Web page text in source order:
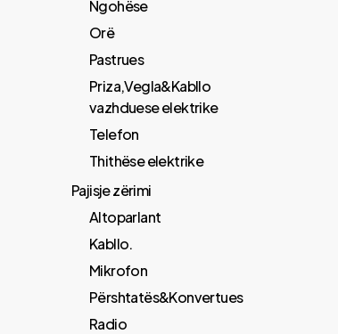
Ngohëse
Orë
Pastrues
Priza,Vegla&Kabllo
vazhduese elektrike
Telefon
Thithëse elektrike
Pajisje zërimi
Altoparlant
Kabllo.
Mikrofon
Përshtatës&Konvertues
Radio